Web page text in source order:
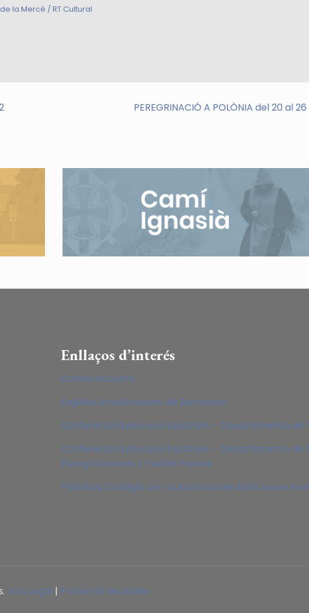
la Mercè / RT Cultural
PEREGRINACIÓ A POLÒNIA del 20 al
Enllaços d’interés
Catalonia Sacra
Església Arxidiocesana de Barcelona
Conferencia Episcopal Española – Departamento de
Conferencia Episcopal Española – Departamento de
Peregrinaciones y Piedad Popular
Pontificio Consiglio per la promozione della nuova
Avís Legal | Protecció de dades